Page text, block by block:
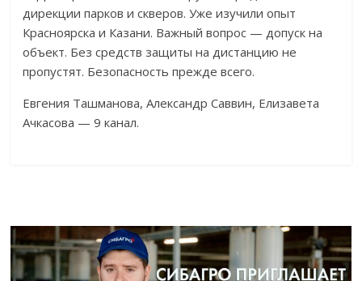
дирекции парков и скверов. Уже изучили опыт
Красноярска и Казани. Важный вопрос — допуск на
объект. Без средств защиты на дистанцию не
пропустят. Безопасность прежде всего.
Евгения Ташманова, Александр Саввин, Елизавета
Ачкасова — 9 канал.